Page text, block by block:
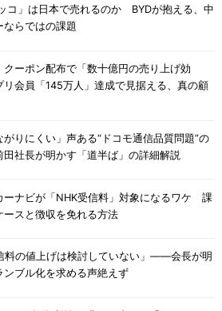
コ」は日本で売れるのか BYDが抱える、中
ならではの課題
クーポン配布で「数十億円の売り上げ効
会員「145万人」達成で見据える、真の顧
がりにくい」声ある“ドコモ通信品質問題”の
社長が明かす「道半ば」の詳細解説
ナビが「NHK受信料」対象になるワケ 課
ースと徴収を免れる方法
料の値上げは検討していない」――会長が明
ブル化を求める声絶えず